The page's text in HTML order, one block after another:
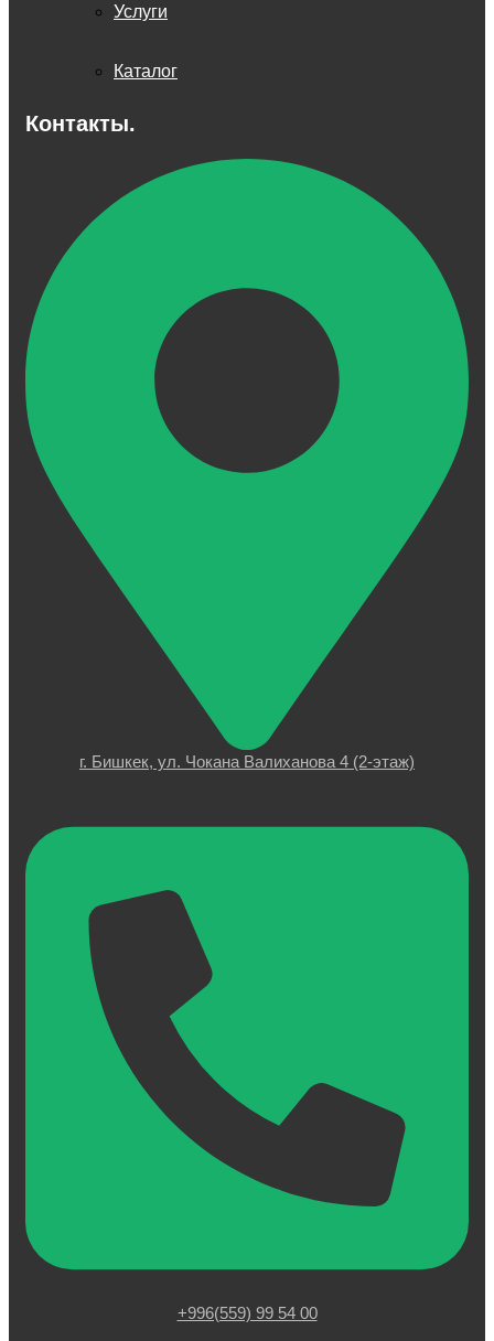
Услуги
Каталог
Контакты.
г. Бишкек, ул. Чокана Валиханова 4 (2-этаж)
+996(559) 99 54 00